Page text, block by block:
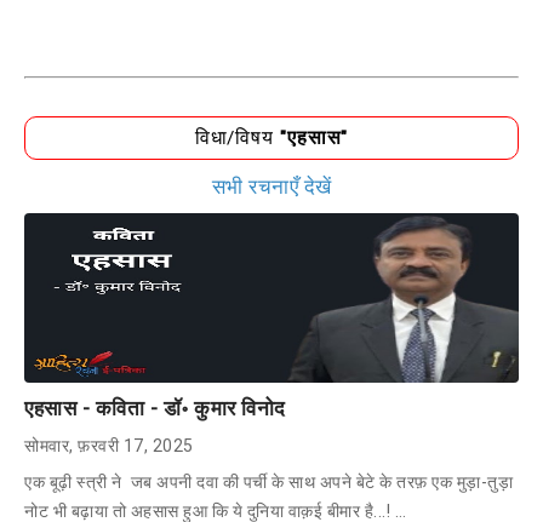
विधा/विषय "एहसास"
सभी रचनाएँ देखें
एहसास - कविता - डॉ॰ कुमार विनोद
सोमवार, फ़रवरी 17, 2025
एक बूढ़ी स्त्री ने जब अपनी दवा की पर्ची के साथ अपने बेटे के तरफ़ एक मुड़ा-तुड़ा
नोट भी बढ़ाया तो अहसास हुआ कि ये दुनिया वाक़ई बीमार है...! …